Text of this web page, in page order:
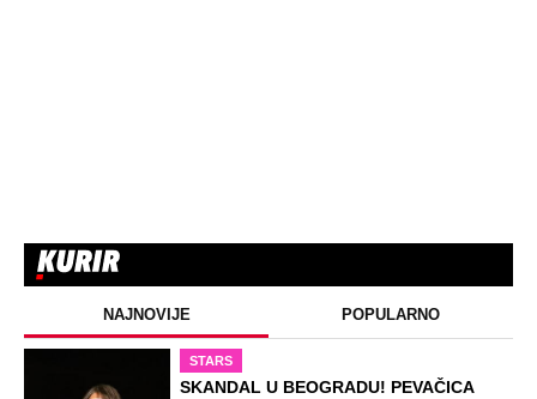
NAJNOVIJE POPULARNO
STARS
SKANDAL U BEOGRADU! PEVAČICA